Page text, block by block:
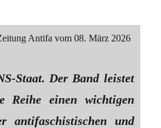
Staat. Der Band leistet
Reihe einen wichtigen
antifaschistischen und